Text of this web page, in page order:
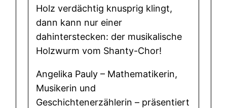
Holz verdächtig knusprig klingt,
dann kann nur einer
dahinterstecken: der musikalische
Holzwurm vom Shanty-Chor!
Angelika Pauly – Mathematikerin,
Musikerin und
Geschichtenerzählerin – präsentiert